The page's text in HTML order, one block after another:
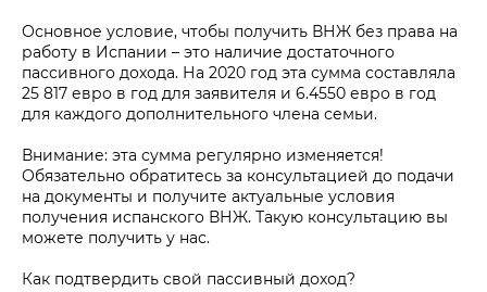
Основное условие, чтобы получить ВНЖ без права на
работу в Испании – это наличие достаточного
пассивного дохода. На 2020 год эта сумма составляла
25 817 евро в год для заявителя и 6.4550 евро в год
для каждого дополнительного члена семьи.
Внимание: эта сумма регулярно изменяется!
Обязательно обратитесь за консультацией до подачи
на документы и получите актуальные условия
получения испанского ВНЖ. Такую консультацию вы
можете получить у нас.
Как подтвердить свой пассивный доход?